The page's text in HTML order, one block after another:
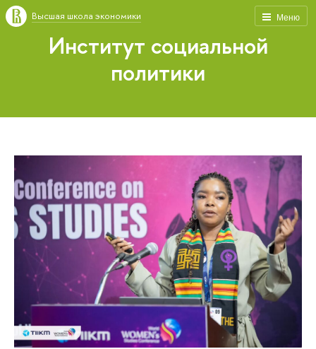
Меню
Высшая школа экономики
Институт социальной
политики